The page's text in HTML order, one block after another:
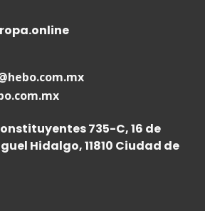
735-C, 16 de
Hidalgo, 11810 Ciudad de